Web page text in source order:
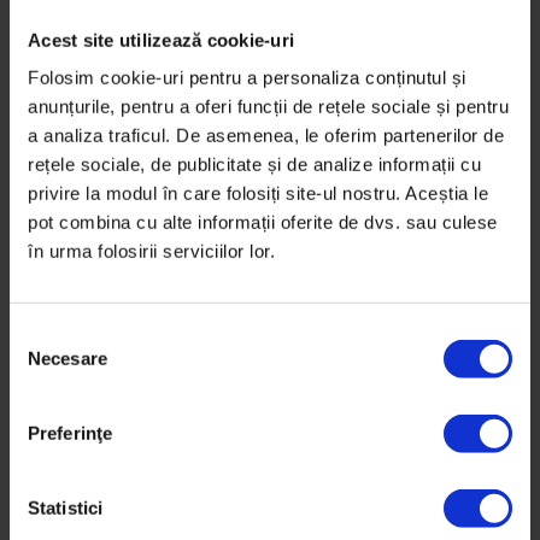
Acest site utilizează cookie-uri
Folosim cookie-uri pentru a personaliza conținutul și
anunțurile, pentru a oferi funcții de rețele sociale și pentru
a analiza traficul. De asemenea, le oferim partenerilor de
rețele sociale, de publicitate și de analize informații cu
privire la modul în care folosiți site-ul nostru. Aceștia le
pot combina cu alte informații oferite de dvs. sau culese
în urma folosirii serviciilor lor.
Necesare
Preferinţe
Statistici
aceea, atunci când nu greșim niciodată la muncă,
plătim cu rezultate concrete – căci ne temem să
facem lucrurile altfel –, dar și conexiunea reală cu
colegii.
În organizații, perfecționismul omoară încrederea și
colaborarea. Când încercăm să evităm greșeala cu
orice preț, omorâm inițiativa și, în final, paralizăm
perfecționismul sunt cele care mă ghidează în viață
timpultriggere
(de la un om, o situație, o cultură), iar
tot ce pot să fac e să le observ, ca să știu ce trebuie
să evit. Ce fac, în schimb, e să caut cât mai multă
validare într-un alt fel de comportament –